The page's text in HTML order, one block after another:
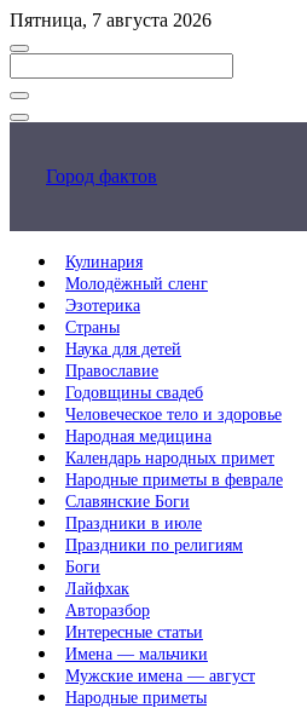
Перейти
к
контенту
Пятница, 7 августа 2026
Закрыть
Город фактов
Кулинария
Молодёжный сленг
Эзотерика
Страны
Наука для детей
Православие
Годовщины свадеб
Человеческое тело и здоровье
Народная медицина
Календарь народных примет
Народные приметы в феврале
Славянские Боги
Праздники в июле
Праздники по религиям
Боги
Лайфхак
Авторазбор
Интересные статьи
Имена — мальчики
Мужские имена — август
Народные приметы